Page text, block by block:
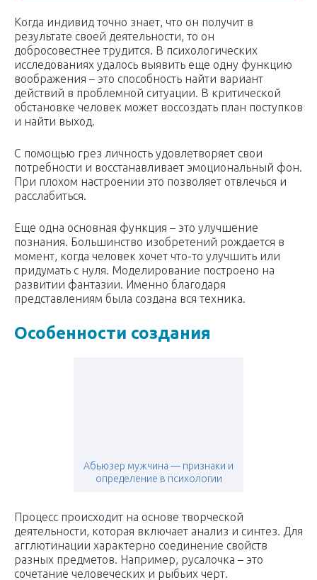
Когда индивид точно знает, что он получит в
результате своей деятельности, то он
добросовестнее трудится. В психологических
исследованиях удалось выявить еще одну функцию
воображения – это способность найти вариант
действий в проблемной ситуации. В критической
обстановке человек может воссоздать план поступков
и найти выход.
С помощью грез личность удовлетворяет свои
потребности и восстанавливает эмоциональный фон.
При плохом настроении это позволяет отвлечься и
расслабиться.
Еще одна основная функция – это улучшение
познания. Большинство изобретений рождается в
момент, когда человек хочет что-то улучшить или
придумать с нуля. Моделирование построено на
развитии фантазии. Именно благодаря
представлениям была создана вся техника.
Особенности создания
Абьюзер мужчина — признаки и
определение в психологии
Процесс происходит на основе творческой
деятельности, которая включает анализ и синтез. Для
агглютинации характерно соединение свойств
разных предметов. Например, русалочка – это
сочетание человеческих и рыбьих черт.